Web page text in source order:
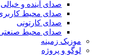
صدای آینده و خیالی
صدای محیط
صدای کارتونی
صدای محیط
موزیک زمینه
لوگو و پروژه